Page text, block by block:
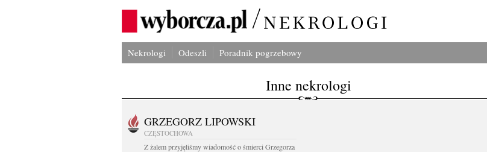
Nekrologi Odeszli Poradnik pogrzebowy
Inne nekrologi
GRZEGORZ LIPOWSKI
CZĘSTOCHOWA
Z żalem przyjęliśmy wiadomość o śmierci Grzegorza